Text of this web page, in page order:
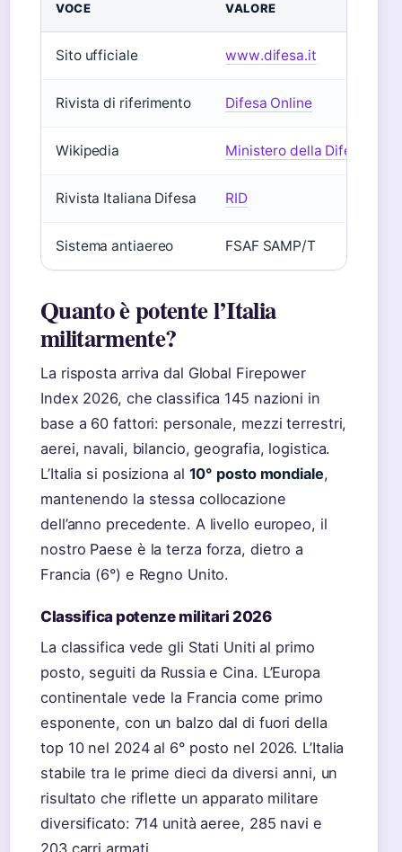
VOCE VALORE
Sito ufficiale www.difesa.it
Rivista di riferimento Difesa Online
Wikipedia Ministero della Difesa su
Rivista Italiana Difesa RID
Sistema antiaereo FSAF SAMP/T
Quanto è potente l’Italia
militarmente?
La risposta arriva dal Global Firepower
Index 2026, che classifica 145 nazioni in
base a 60 fattori: personale, mezzi terrestri,
aerei, navali, bilancio, geografia, logistica.
L’Italia si posiziona al 10° posto mondiale,
mantenendo la stessa collocazione
dell’anno precedente. A livello europeo, il
nostro Paese è la terza forza, dietro a
Francia (6°) e Regno Unito.
Classifica potenze militari 2026
La classifica vede gli Stati Uniti al primo
posto, seguiti da Russia e Cina. L’Europa
continentale vede la Francia come primo
esponente, con un balzo dal di fuori della
top 10 nel 2024 al 6° posto nel 2026. L’Italia
stabile tra le prime dieci da diversi anni, un
risultato che riflette un apparato militare
diversificato: 714 unità aeree, 285 navi e